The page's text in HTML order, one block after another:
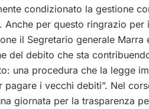
condizionato la gestione
Anche per questo ringrazio
il Segretario generale
del debito che sta
una procedura che la legge
pagare i vecchi debiti”. Nel
giornata per la trasparenza